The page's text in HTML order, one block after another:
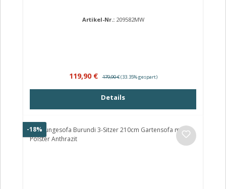
Artikel-Nr.: 209582MW
Verkaufspreis:
119,90 € 179,90 €(33.35% gespart)
Details
-18% Rabatt